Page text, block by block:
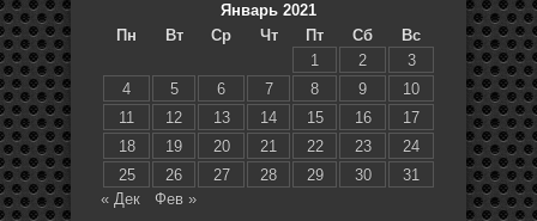
Январь 2021
Пн
Вт Ср Чт Пт Сб
Вс
1
2
3
4
5 6 7 8 9
10
11
12 13 14 15 16
17
18
19 20 21 22 23
24
25
26 27 28 29 30
31
« Дек
Фев »